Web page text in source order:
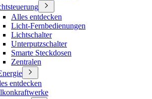
Alles entdecken
Licht-Fernbedienungen
Lichtschalter
Unterputzschalter
Smarte Steckdosen
Zentralen
entdecken